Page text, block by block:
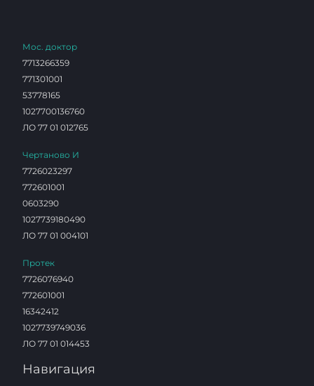
Мос. доктор
7713266359
771301001
53778165
1027700136760
ЛО 77 01 012765
Чертаново И
7726023297
772601001
0603290
1027739180490
ЛО 77 01 004101
Протек
7726076940
772601001
16342412
1027739749036
ЛО 77 01 014453
Навигация